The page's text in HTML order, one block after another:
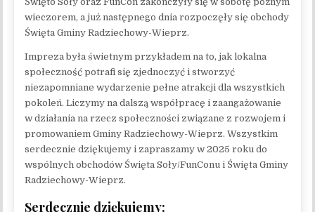
wieczorem, a już następnego dnia rozpoczęły się obchody
Święta Gminy Radziechowy-Wieprz.
Impreza była świetnym przykładem na to, jak lokalna
społeczność potrafi się zjednoczyć i stworzyć
niezapomniane wydarzenie pełne atrakcji dla wszystkich
pokoleń. Liczymy na dalszą współpracę i zaangażowanie
w działania na rzecz społeczności związane z rozwojem i
promowaniem Gminy Radziechowy-Wieprz. Wszystkim
serdecznie dziękujemy i zapraszamy w 2025 roku do
wspólnych obchodów Święta Soły/FunConu i Święta Gminy
Radziechowy-Wieprz.
Serdecznie dziękujemy: